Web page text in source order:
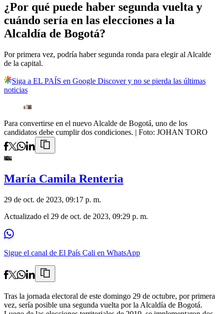
¿Por qué puede haber segunda vuelta y
cuándo sería en las elecciones a la
Alcaldía de Bogotá?
Por primera vez, podría haber segunda ronda para elegir al Alcalde
de la capital.
Siga a EL PAÍS en Google Discover y no se pierda las últimas
noticias
Para convertirse en el nuevo Alcalde de Bogotá, uno de los
candidatos debe cumplir dos condiciones. | Foto: JOHAN TORO
María Camila Renteria
29 de oct. de 2023, 09:17 p. m.
Actualizado el 29 de oct. de 2023, 09:29 p. m.
Sigue el canal de El País Cali en WhatsApp
Tras la jornada electoral de este domingo 29 de octubre, por primera
vez, sería posible una segunda vuelta por la Alcaldía de Bogotá.